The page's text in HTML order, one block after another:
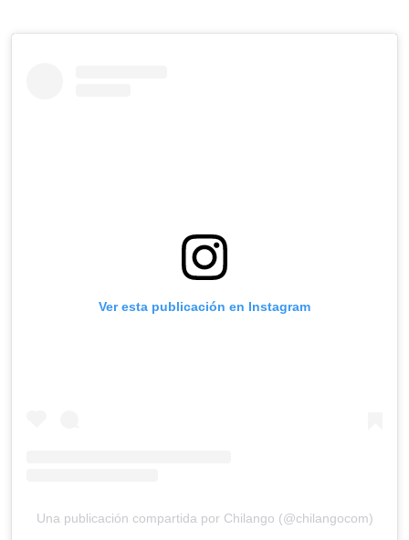
Ver esta publicación en Instagram
Una publicación compartida por Chilango (@chilangocom)